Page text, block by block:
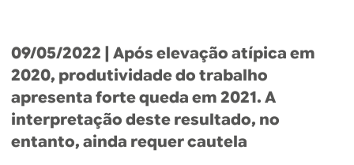
09/05/2022 | Após elevação atípica em
2020, produtividade do trabalho
apresenta forte queda em 2021. A
interpretação deste resultado, no
entanto, ainda requer cautela